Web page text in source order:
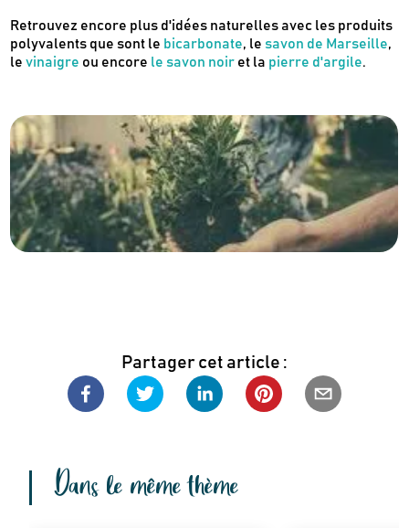
Retrouvez encore plus d'idées naturelles avec les produits
polyvalents que sont le bicarbonate, lesavon de Marseille,
levinaigre ou encore le savon noir et la pierre d'argile.
Partager cet article :
Dans le même thème